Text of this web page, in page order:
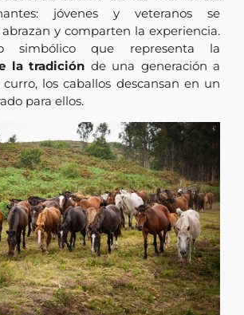
jóvenes y veteranos se
y comparten la experiencia.
simbólico que representa la
la tradición de una generación a
los caballos descansan en un
para ellos.